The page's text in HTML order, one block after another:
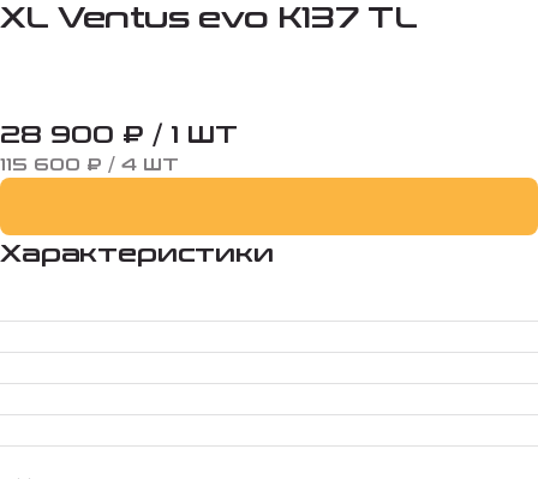
XL Ventus evo K137 TL
28 900 ₽ / 1 ШТ
115 600 ₽ / 4 ШТ
Характеристики